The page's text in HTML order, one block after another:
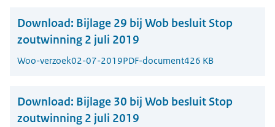
Download: Bijlage 29 bij Wob besluit Stop
zoutwinning 2 juli 2019
Woo-verzoek02-07-2019PDF-document426 KB
Download: Bijlage 30 bij Wob besluit Stop
zoutwinning 2 juli 2019